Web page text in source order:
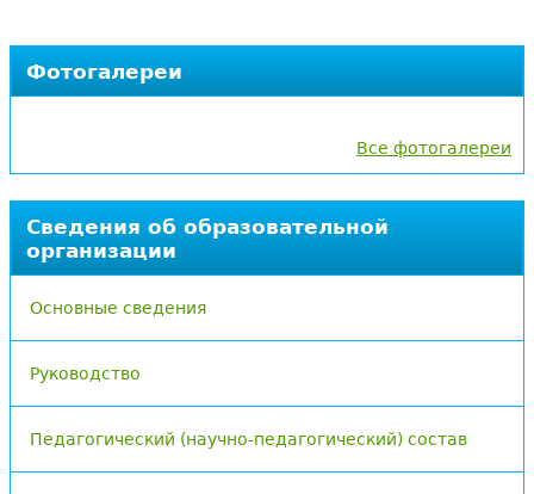
Фотогалереи
Все фотогалереи
Сведения об образовательной
организации
Основные сведения
Руководство
Педагогический (научно-педагогический) состав